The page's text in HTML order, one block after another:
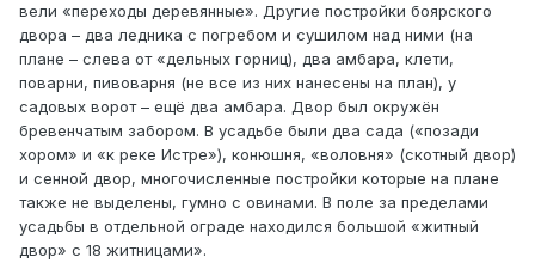
вели «переходы деревянные». Другие постройки боярского
двора – два ледника с погребом и сушилом над ними (на
плане – слева от «дельных горниц), два амбара, клети,
поварни, пивоварня (не все из них нанесены на план), у
садовых ворот – ещё два амбара. Двор был окружён
бревенчатым забором. В усадьбе были два сада («позади
хором» и «к реке Истре»), конюшня, «воловня» (скотный двор)
и сенной двор, многочисленные постройки которые на плане
также не выделены, гумно с овинами. В поле за пределами
усадьбы в отдельной ограде находился большой «житный
двор» с 18 житницами».